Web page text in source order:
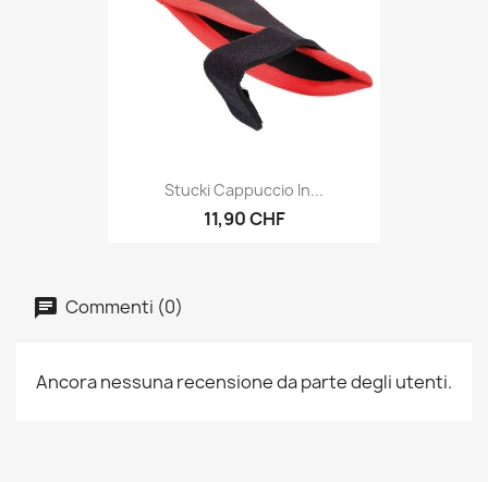
Stucki Cappuccio In...
11,90 CHF
Commenti (0)
Ancora nessuna recensione da parte degli utenti.